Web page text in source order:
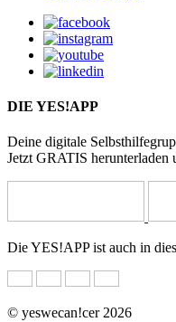
DIE YES!APP
Deine digitale
Jetzt GRATIS herunterladen
Die YES!APP ist auch in
© yeswecan!cer 2026